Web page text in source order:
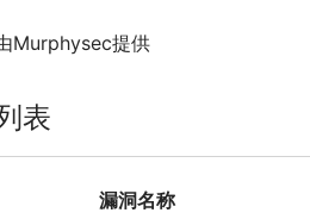
Murphysec提供
表
漏洞名称